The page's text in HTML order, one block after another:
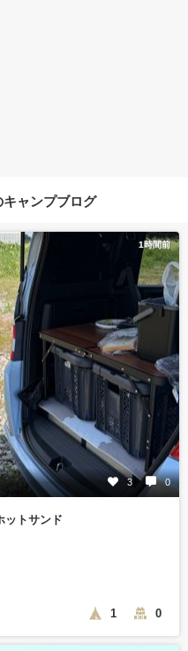
ャンプブログ
1時間前
3 0
ットサンド
1 0